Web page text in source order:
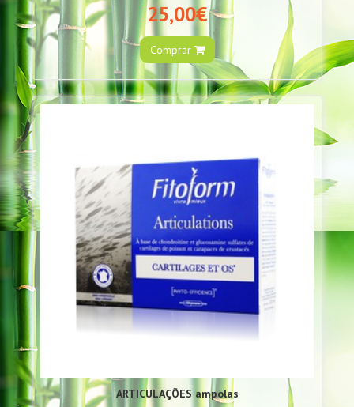
25,00€
Comprar
ARTICULAÇÕES ampolas